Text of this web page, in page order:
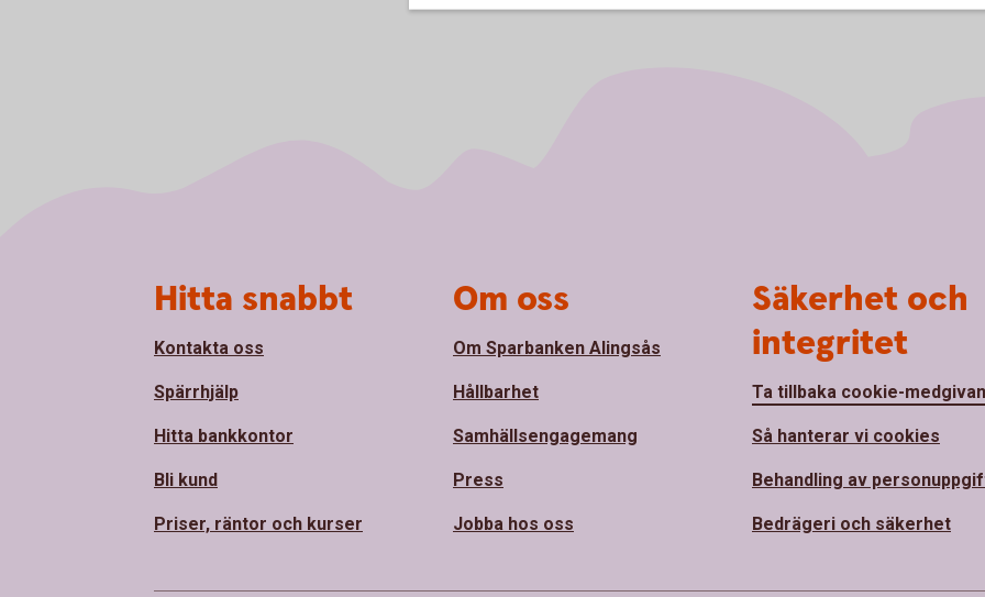
Hitta snabbt
Kontakta oss
Spärrhjälp
Hitta bankkontor
Bli kund
Priser, räntor och kurser
Om oss
Om Sparbanken Alingsås
Hållbarhet
Samhällsengagemang
Press
Jobba hos oss
Säkerhet och
integritet
Ta tillbaka cookie-
Så hanterar vi cookies
Behandling av
Bedrägeri och säkerhet